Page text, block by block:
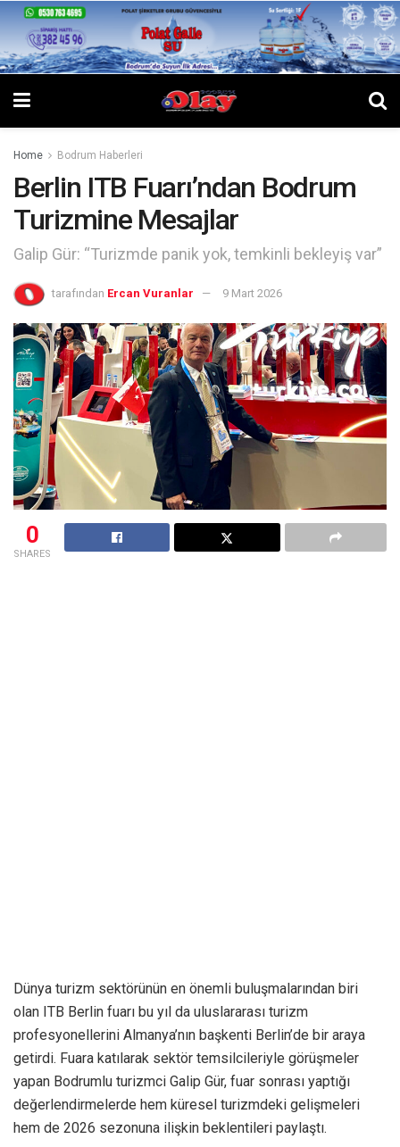
Home Bodrum Haberleri
Berlin ITB Fuarı’ndan Bodrum
Turizmine Mesajlar
Galip Gür: “Turizmde panik yok, temkinli bekleyiş var”
tarafından Ercan Vuranlar 9 Mart 2026
0
SHARES
Dünya turizm sektörünün en önemli buluşmalarından biri
olan ITB Berlin fuarı bu yıl da uluslararası turizm
profesyonellerini Almanya’nın başkenti Berlin’de bir araya
getirdi. Fuara katılarak sektör temsilcileriyle görüşmeler
yapan Bodrumlu turizmci Galip Gür, fuar sonrası yaptığı
değerlendirmelerde hem küresel turizmdeki gelişmeleri
hem de 2026 sezonuna ilişkin beklentileri paylaştı.